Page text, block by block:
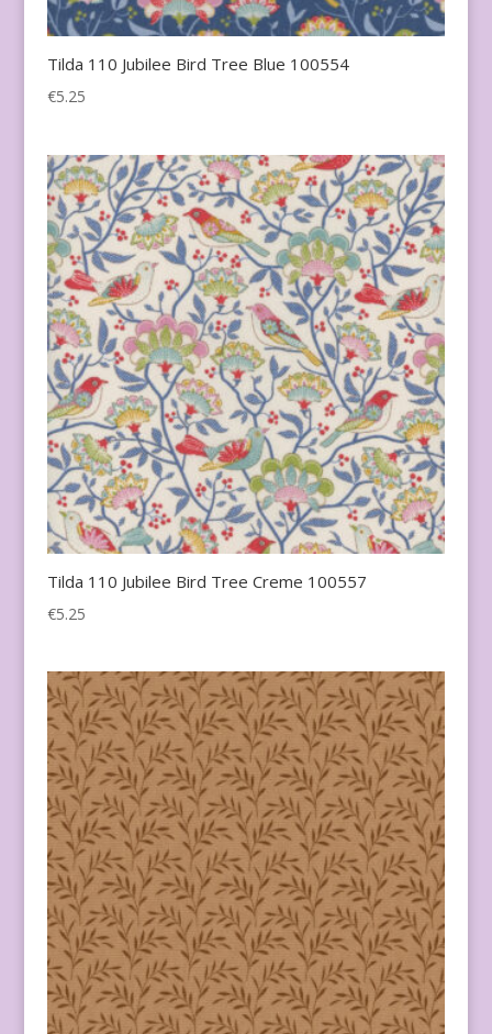
Tilda 110 Jubilee Bird Tree Blue 100554
€5.25
Tilda 110 Jubilee Bird Tree Creme 100557
€5.25